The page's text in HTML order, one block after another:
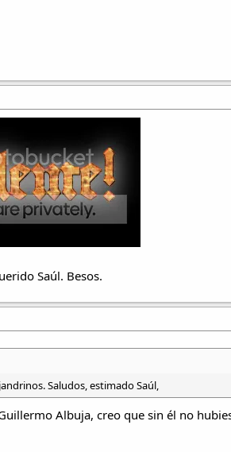
Saúl. Besos.​
Saludos, estimado Saúl,
Albuja, creo que sin él no